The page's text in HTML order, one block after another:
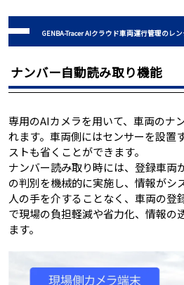
GENBA-Tracer AIクラウド車両運行管理のレ
ナンバー自動読み取り機能
専用のAIカメラを用いて、車両のナ
れます。車両側にはセンサーを設置
ストも省くことができます。
ナンバー読み取り時には、登録車両
の判別を機械的に実施し、情報がシ
人の手を介することなく、車両の登
で現場の負担軽減や省力化、情報の
ます。